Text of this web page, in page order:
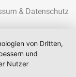
& Datenschutz
von Dritten,
und
Nutzer